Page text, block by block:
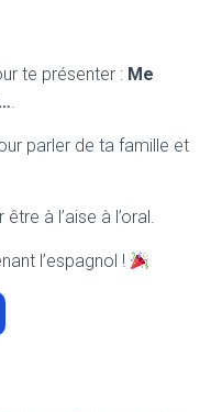
te présenter : Me
.
parler de ta famille et
à l’aise à l’oral.
l’espagnol !